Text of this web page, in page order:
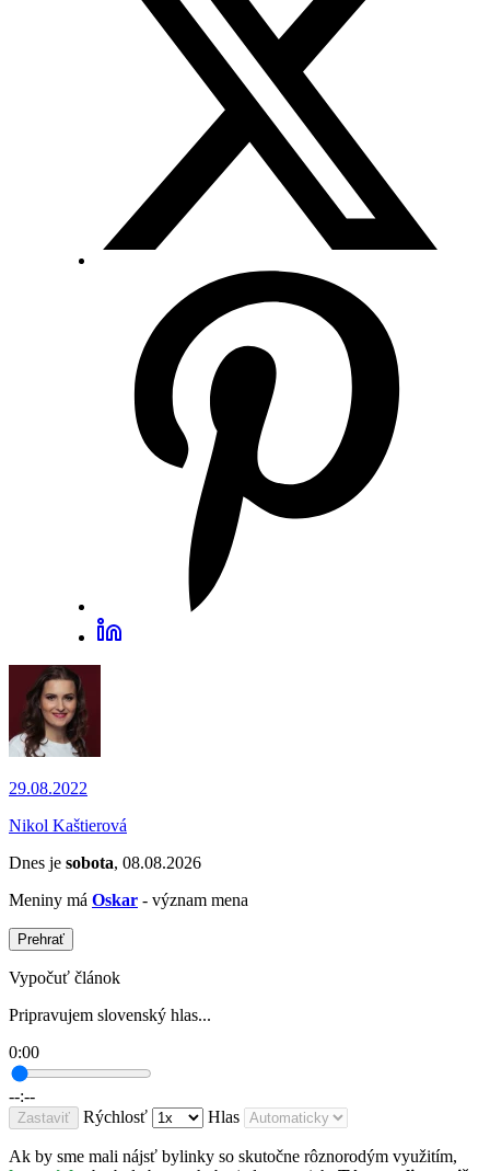
29.08.2022
Nikol Kaštierová
Dnes je sobota, 08.08.2026
Meniny má Oskar - význam mena
Prehrať
Vypočuť článok
Pripravujem slovenský hlas...
0:00
--:--
Zastaviť Rýchlosť Hlas
Ak by sme mali nájsť bylinky so skutočne rôznorodým využitím,